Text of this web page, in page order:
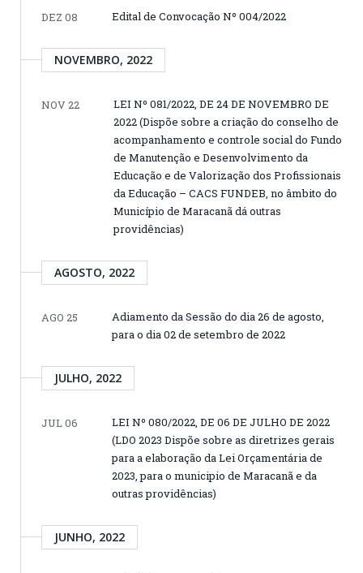
DEZ 08
Edital de Convocação Nº 004/2022
NOVEMBRO, 2022
NOV 22
LEI Nº 081/2022, DE 24 DE NOVEMBRO DE
2022 (Dispõe sobre a criação do conselho de
acompanhamento e controle social do Fundo
de Manutenção e Desenvolvimento da
Educação e de Valorização dos Profissionais
da Educação – CACS FUNDEB, no âmbito do
Município de Maracanã dá outras
providências)
AGOSTO, 2022
AGO 25
Adiamento da Sessão do dia 26 de agosto,
para o dia 02 de setembro de 2022
JULHO, 2022
JUL 06
LEI Nº 080/2022, DE 06 DE JULHO DE 2022
(LDO 2023 Dispõe sobre as diretrizes gerais
para a elaboração da Lei Orçamentária de
2023, para o municipio de Maracanã e da
outras providências)
JUNHO, 2022